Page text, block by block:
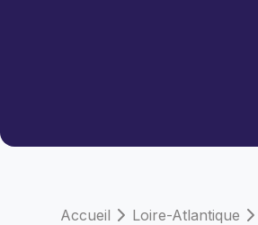
Accueil Loire-Atlantique